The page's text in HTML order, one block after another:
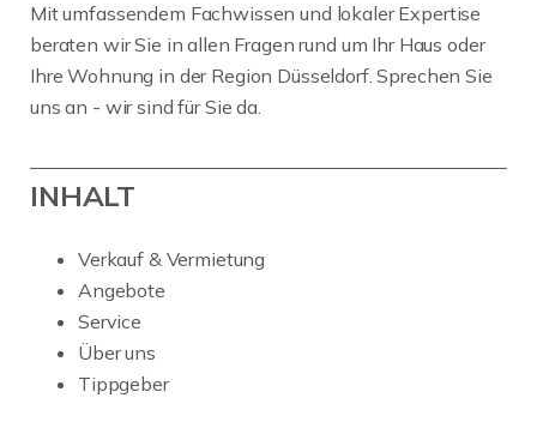
Mit umfassendem Fachwissen und lokaler Expertise
beraten wir Sie in allen Fragen rund um Ihr Haus oder
Ihre Wohnung in der Region Düsseldorf. Sprechen Sie
uns an - wir sind für Sie da.
INHALT
Verkauf & Vermietung
Angebote
Service
Über uns
Tippgeber